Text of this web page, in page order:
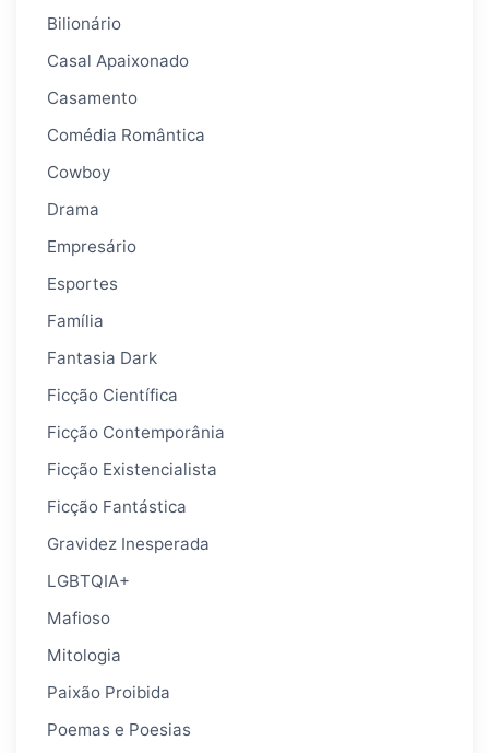
Bilionário
Casal Apaixonado
Casamento
Comédia Romântica
Cowboy
Drama
Empresário
Esportes
Família
Fantasia Dark
Ficção Científica
Ficção Contemporânia
Ficção Existencialista
Ficção Fantástica
Gravidez Inesperada
LGBTQIA+
Mafioso
Mitologia
Paixão Proibida
Poemas e Poesias